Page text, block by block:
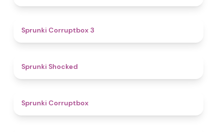
Sprunki Corruptbox 3
Sprunki Shocked
Sprunki Corruptbox